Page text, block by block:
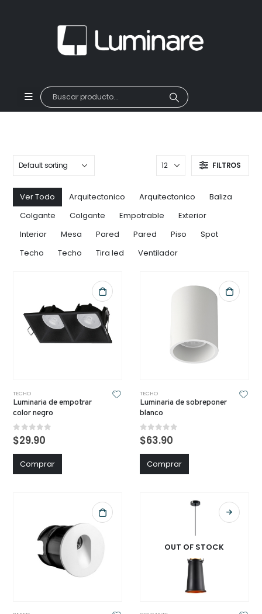
FILTROS
Ver Todo Arquitectonico Arquitectonico
Baliza
Colgante
Colgante Empotrable
Exterior
Interior
Mesa Pared Pared Piso
Spot
Techo
Techo Tira led Ventilador
TECHO
Luminaria de empotrar
color negro
0 out of 5
$29.90
Comprar
TECHO
Luminaria de sobreponer
blanco
0 out of 5
$63.90
Comprar
OUT OF STOCK